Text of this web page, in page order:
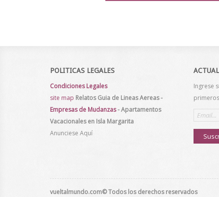
POLITICAS LEGALES
Condiciones Legales
site map Relatos Guia de Lineas Aereas-
Empresas de Mudanzas-Apartamentos
Vacacionales en Isla Margarita
Anunciese Aquí
Ingrese
Email
address
vueltalmundo.com© Todos los derechos reservados